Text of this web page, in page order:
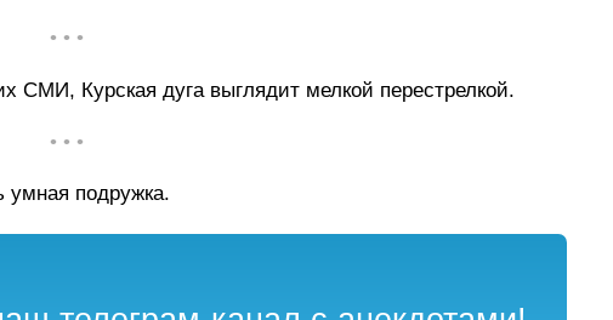
• • •
СМИ, Курская дуга выглядит мелкой перестрелкой.
• • •
подружка.